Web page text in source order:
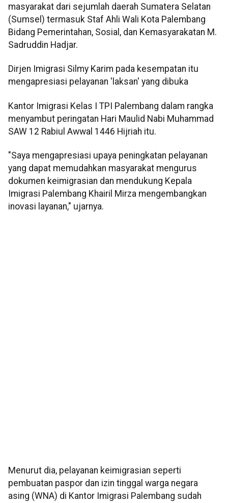
masyarakat dari sejumlah daerah Sumatera Selatan
(Sumsel) termasuk Staf Ahli Wali Kota Palembang
Bidang Pemerintahan, Sosial, dan Kemasyarakatan M.
Sadruddin Hadjar.
Dirjen Imigrasi Silmy Karim pada kesempatan itu
mengapresiasi pelayanan 'laksan' yang dibuka
Kantor Imigrasi Kelas I TPI Palembang dalam rangka
menyambut peringatan Hari Maulid Nabi Muhammad
SAW 12 Rabiul Awwal 1446 Hijriah itu.
"Saya mengapresiasi upaya peningkatan pelayanan
yang dapat memudahkan masyarakat mengurus
dokumen keimigrasian dan mendukung Kepala
Imigrasi Palembang Khairil Mirza mengembangkan
inovasi layanan," ujarnya.
Menurut dia, pelayanan keimigrasian seperti
pembuatan paspor dan izin tinggal warga negara
asing (WNA) di Kantor Imigrasi Palembang sudah